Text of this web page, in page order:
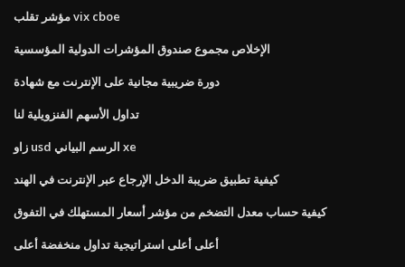
مؤشر تقلب vix cboe
الإخلاص مجموع صندوق المؤشرات الدولية المؤسسية
دورة ضريبية مجانية على الإنترنت مع شهادة
تداول الأسهم الفنزويلية لنا
زاو usd الرسم البياني xe
كيفية تطبيق ضريبة الدخل الإرجاع عبر الإنترنت في الهند
كيفية حساب معدل التضخم من مؤشر أسعار المستهلك في التفوق
أعلى أعلى استراتيجية تداول منخفضة أعلى